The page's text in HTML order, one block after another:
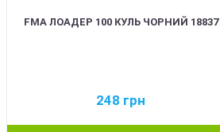
FMA ЛОАДЕР 100 КУЛЬ ЧОРНИЙ 18837
248 грн